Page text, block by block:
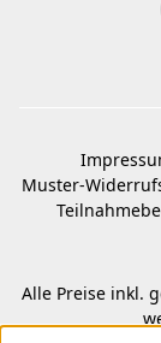
Muster-
Alle Preise inkl.